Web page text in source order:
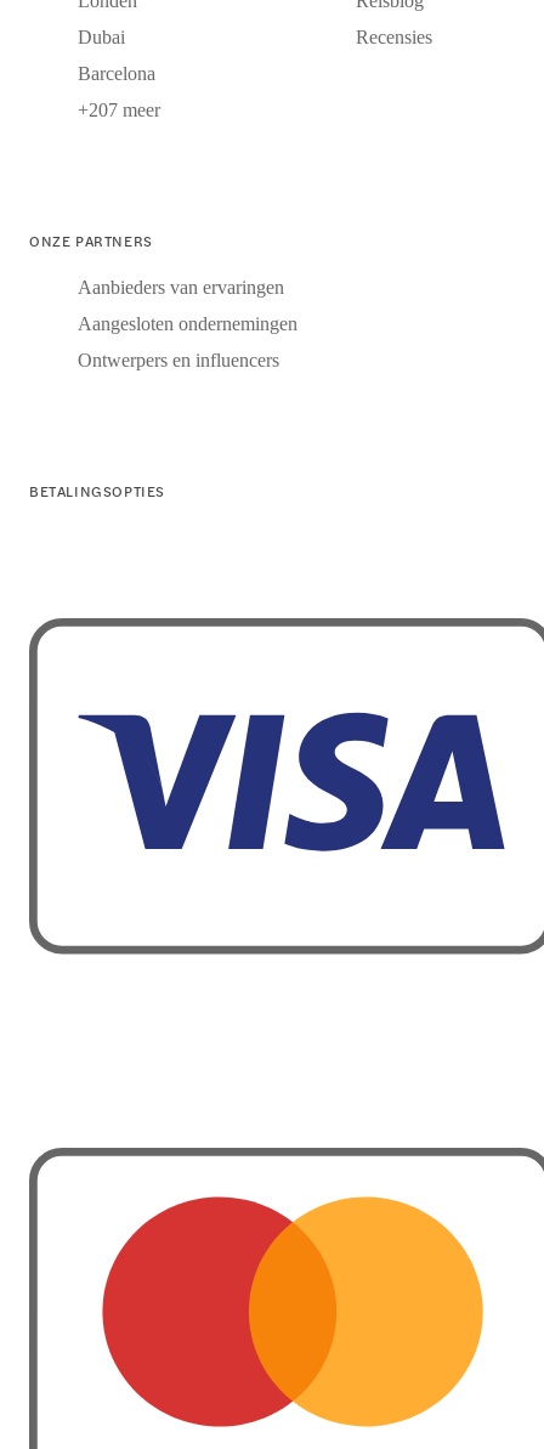
Dubai
Barcelona
+207 meer
Recensies
ONZE PARTNERS
Aanbieders van ervaringen
Aangesloten ondernemingen
Ontwerpers en influencers
BETALINGSOPTIES